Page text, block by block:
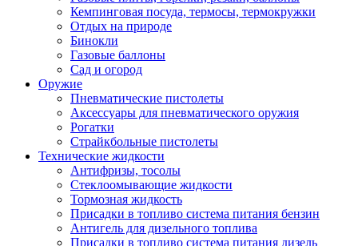
Кемпинговая посуда, термосы, термокружки
Отдых на природе
Бинокли
Газовые баллоны
Сад и огород
Оружие
Пневматические пистолеты
Аксессуары для пневматического оружия
Рогатки
Страйкбольные пистолеты
Технические жидкости
Антифризы, тосолы
Стеклоомывающие жидкости
Тормозная жидкость
Присадки в топливо система питания бензин
Антигель для дизельного топлива
Присадки в топливо система питания дизель